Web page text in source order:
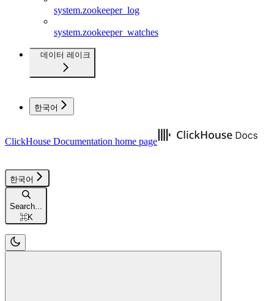
system.zookeeper_log
system.zookeeper_watches
데이터 레이크
한국어
ClickHouse Documentation home page
한국어
Search...
⌘K